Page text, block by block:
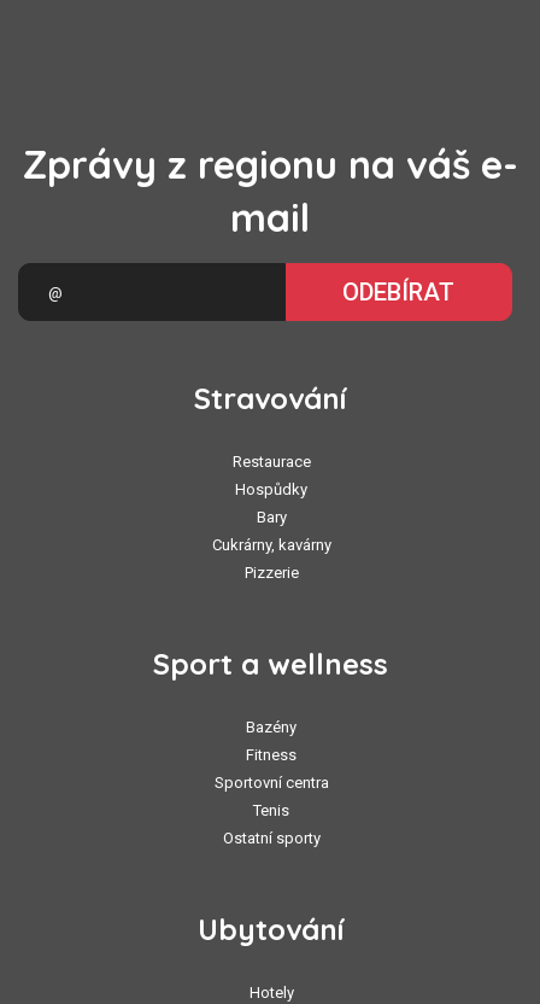
Zprávy z regionu na váš e-
mail
ODEBÍRAT
Stravování
Restaurace
Hospůdky
Bary
Cukrárny, kavárny
Pizzerie
Sport a wellness
Bazény
Fitness
Sportovní centra
Tenis
Ostatní sporty
Ubytování
Hotely